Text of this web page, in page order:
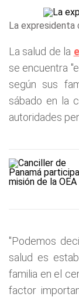
La expresidenta
La salud de la
se encuentra
según sus
sábado en la
autoridades
"Podemos
salud es
familia en el
factor